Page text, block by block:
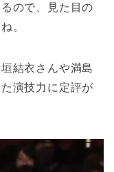
ので、見た目の
。
結衣さんや満島
演技力に定評が